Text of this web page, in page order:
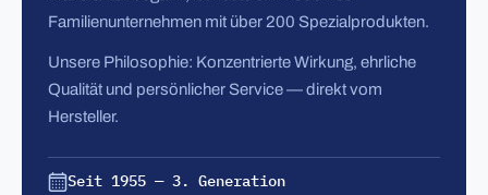
Familienunternehmen mit über 200 Spezialprodukten.
Unsere Philosophie: Konzentrierte Wirkung, ehrliche
Qualität und persönlicher Service — direkt vom
Hersteller.
Seit 1955 — 3. Generation